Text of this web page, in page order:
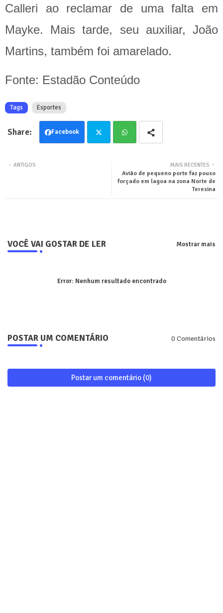
Calleri ao reclamar de uma falta em
Mayke. Mais tarde, seu auxiliar, João
Martins, também foi amarelado.
Fonte: Estadão Conteúdo
Tags Esportes
Facebook
tsa
MAIS RECENTES
Avião de pequeno porte faz pouso
forçado em lagoa na zona Norte de
Teresina
ANTIGOS
VOCÊ VAI GOSTAR DE LER Mostrar mais
Error: Nenhum resultado encontrado
POSTAR UM COMENTÁRIO 0 Comentários
Postar um comentário (0)